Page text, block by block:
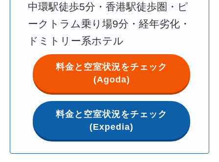
中環駅徒歩5分・香港駅徒歩圏・ピ
ークトラム乗り場9分・経年劣化・
ドミトリー系ホテル
料金と空室状況をチェック
(Agoda)
料金と空室状況をチェック
(Expedia)